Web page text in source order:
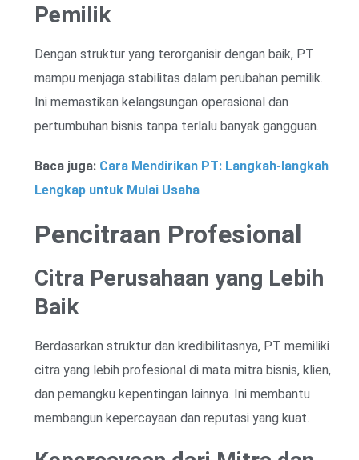
Pemilik
Dengan struktur yang terorganisir dengan baik, PT
mampu menjaga stabilitas dalam perubahan pemilik.
Ini memastikan kelangsungan operasional dan
pertumbuhan bisnis tanpa terlalu banyak gangguan.
Baca juga: Cara Mendirikan PT: Langkah-langkah
Lengkap untuk Mulai Usaha
Pencitraan Profesional
Citra Perusahaan yang Lebih
Baik
Berdasarkan struktur dan kredibilitasnya, PT memiliki
citra yang lebih profesional di mata mitra bisnis, klien,
dan pemangku kepentingan lainnya. Ini membantu
membangun kepercayaan dan reputasi yang kuat.